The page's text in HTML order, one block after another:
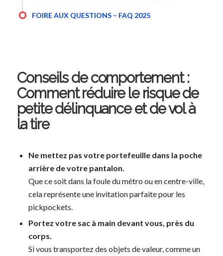
FOIRE AUX QUESTIONS – FAQ 2025
Conseils de comportement :
Comment réduire le risque de
petite délinquance et de vol à
la tire
Ne mettez pas votre portefeuille dans la poche
arrière de votre pantalon.
Que ce soit dans la foule du métro ou en centre-ville,
cela représente une invitation parfaite pour les
pickpockets.
Portez votre sac à main devant vous, près du
corps.
Si vous transportez des objets de valeur, comme un